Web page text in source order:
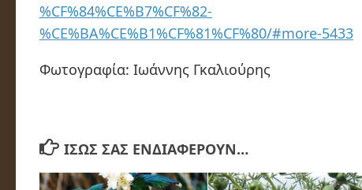
%CF%84%CE%B7%CF%82-
%CE%BA%CE%B1%CF%81%CF%80/#more-5433
Φωτογραφία: Ιωάννης Γκαλιούρης
ΊΣΩΣ ΣΑΣ ΕΝΔΙΑΦΈΡΟΥΝ…